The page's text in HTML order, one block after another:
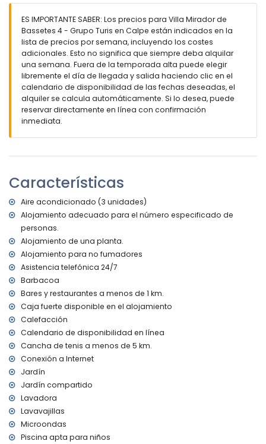
plaza de aparcamiento comunitaria
Más información
pueblo más cercano a menos de 5 kilómetros de la villa
playa más cercana: La Fustera (a menos de 2 kilómetros
de la villa)
aeropuerto más cercano: El Altet (Alicante) (a menos de 100
kilómetros de la villa)
segundo aeropuerto más cercano: Manises (Valencia) (>
100 kilómetros)
prohibido fumar
internet (WiFi)
plancha y tabla de planchar
ropa de cama y toallas
servicio de emergencia 24 horas
Instalaciones y servicios con cargo adicional
calefacción central y aire acondicionado
cuna para niños (bajo petición)
Deportes
tenis (a menos de 5 kilómetros de la villa)
golf (a menos de 10 kilómetros de la villa)
ES IMPORTANTE SABER: Los precios para Villa Mirador de
Bassetes 4 - Grupo Turis en Calpe están indicados en la
lista de precios por semana, incluyendo los costes
adicionales. Esto no significa que siempre deba alquilar
una semana. Fuera de la temporada alta puede elegir
libremente el día de llegada y salida haciendo clic en el
calendario de disponibilidad de las fechas deseadas, el
alquiler se calcula automáticamente. Si lo desea, puede
reservar directamente en línea con confirmación
inmediata.
Características
Aire acondicionado (3 unidades)
Alojamiento adecuado para el número especificado de
personas.
Alojamiento de una planta.
Alojamiento para no fumadores
Asistencia telefónica 24/7
Barbacoa
Bares y restaurantes a menos de 1 km.
Caja fuerte disponible en el alojamiento
Calefacción
Calendario de disponibilidad en línea
Cancha de tenis a menos de 5 km.
Conexión a Internet
Jardín
Jardín compartido
Lavadora
Lavavajillas
Microondas
Piscina apta para niños